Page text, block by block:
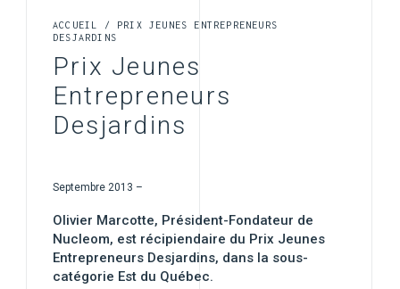
ACCUEIL / PRIX JEUNES ENTREPRENEURS
DESJARDINS
Prix Jeunes
Entrepreneurs
Desjardins
Septembre 2013 –
Olivier Marcotte, Président-Fondateur de
Nucleom, est récipiendaire du Prix Jeunes
Entrepreneurs Desjardins, dans la sous-
catégorie Est du Québec.